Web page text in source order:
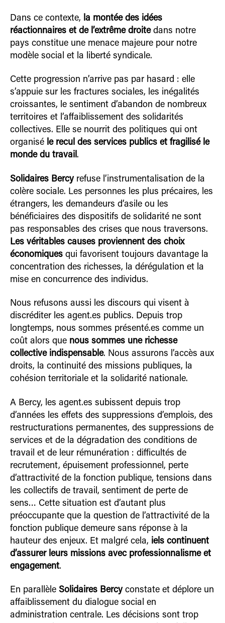
Dans ce contexte, la montée des idées
réactionnaires et de l’extrême droite dans notre
pays constitue une menace majeure pour notre
modèle social et la liberté syndicale.
Cette progression n’arrive pas par hasard : elle
s’appuie sur les fractures sociales, les inégalités
croissantes, le sentiment d’abandon de nombreux
territoires et l’affaiblissement des solidarités
collectives. Elle se nourrit des politiques qui ont
organisé le recul des services publics et fragilisé le
monde du travail.
Solidaires Bercyrefuse l’instrumentalisation de la
colère sociale. Les personnes les plus précaires, les
étrangers, les demandeurs d’asile ou les
bénéficiaires des dispositifs de solidarité ne sont
pas responsables des crises que nous traversons.
Les véritables causes proviennent des choix
économiques qui favorisent toujours davantage la
concentration des richesses, la dérégulation et la
mise en concurrence des individus.
Nous refusons aussi les discours qui visent à
discréditer les agent.es publics. Depuis trop
longtemps, nous sommes présenté.es comme un
coût alors que nous sommes une richesse
collective indispensable. Nous assurons l’accès aux
droits, la continuité des missions publiques, la
cohésion territoriale et la solidarité nationale.
A Bercy, les agent.es subissent depuis trop
d’années les effets des suppressions d’emplois, des
restructurations permanentes, des suppressions de
services et de la dégradation des conditions de
travail et de leur rémunération : difficultés de
recrutement, épuisement professionnel, perte
d’attractivité de la fonction publique, tensions dans
les collectifs de travail, sentiment de perte de
sens… Cette situation est d’autant plus
préoccupante que la question de l’attractivité de la
fonction publique demeure sans réponse à la
hauteur des enjeux. Et malgré cela, iels continuent
d’assurer leurs missions avec professionnalisme et
engagement.
En parallèle Solidaires Bercyconstate et déplore un
affaiblissement du dialogue social en
administration centrale. Les décisions sont trop